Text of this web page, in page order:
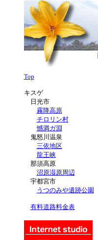
Top
キスゲ
日光市
霧降高原
チロリン村
憾満ガ淵
鬼怒川温泉
三依地区
龍王峡
那須高原
沼原湿原周辺
宇都宮市
うつのみや遺跡公園
有料道路料金表